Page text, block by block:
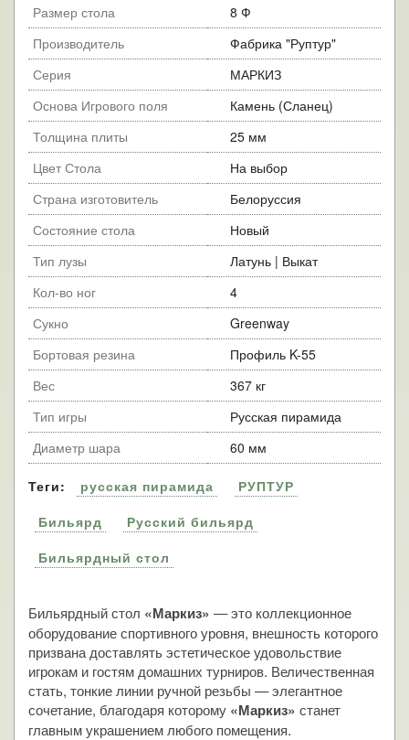
Размер стола
8 Ф
Производитель
Фабрика "Руптур"
Серия
МАРКИЗ
Основа Игрового поля
Камень (Сланец)
Толщина плиты
25 мм
Цвет Стола
На выбор
Страна изготовитель
Белоруссия
Состояние стола
Новый
Тип лузы
Латунь | Выкат
Кол-во ног
4
Сукно
Greenway
Бортовая резина
Профиль K-55
Вес
367 кг
Тип игры
Русская пирамида
Диаметр шара
60 мм
Теги: русская пирамида
РУПТУР
Бильярд
Русский бильярд
Бильярдный стол
Бильярдный стол «Маркиз» — это коллекционное
оборудование спортивного уровня, внешность которого
призвана доставлять эстетическое удовольствие
игрокам и гостям домашних турниров. Величественная
стать, тонкие линии ручной резьбы — элегантное
сочетание, благодаря которому «Маркиз» станет
главным украшением любого помещения.